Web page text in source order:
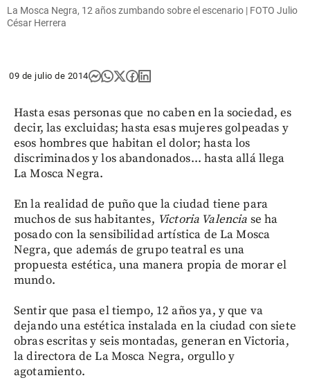
La Mosca Negra, 12 años zumbando sobre el escenario | FOTO Julio
César Herrera
09 de julio de 2014
Hasta esas personas que no caben en la sociedad, es
decir, las excluidas; hasta esas mujeres golpeadas y
esos hombres que habitan el dolor; hasta los
discriminados y los abandonados... hasta allá llega
La Mosca Negra.
En la realidad de puño que la ciudad tiene para
muchos de sus habitantes, Victoria Valencia se ha
posado con la sensibilidad artística de La Mosca
Negra, que además de grupo teatral es una
propuesta estética, una manera propia de morar el
mundo.
Sentir que pasa el tiempo, 12 años ya, y que va
dejando una estética instalada en la ciudad con siete
obras escritas y seis montadas, generan en Victoria,
la directora de La Mosca Negra, orgullo y
agotamiento.